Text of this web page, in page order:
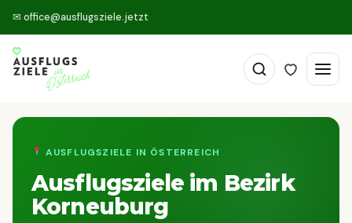
✉ office@ausflugsziele.jetzt
AUSFLUGSZIELE IN ÖSTERREICH
Ausflugsziele im Bezirk
Korneuburg